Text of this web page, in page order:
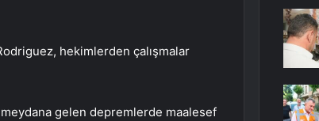
hekimlerden çalışmalar
meydana gelen depremlerde maalesef